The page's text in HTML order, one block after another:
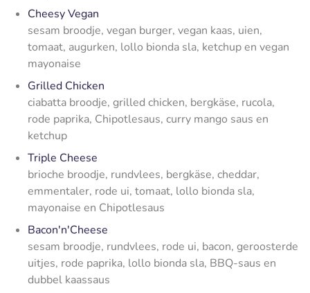
Cheesy Vegan
sesam broodje, vegan burger, vegan kaas, uien,
tomaat, augurken, lollo bionda sla, ketchup en vegan
mayonaise
Grilled Chicken
ciabatta broodje, grilled chicken, bergkäse, rucola,
rode paprika, Chipotlesaus, curry mango saus en
ketchup
Triple Cheese
brioche broodje, rundvlees, bergkäse, cheddar,
emmentaler, rode ui, tomaat, lollo bionda sla,
mayonaise en Chipotlesaus
Bacon'n'Cheese
sesam broodje, rundvlees, rode ui, bacon, geroosterde
uitjes, rode paprika, lollo bionda sla, BBQ-saus en
dubbel kaassaus